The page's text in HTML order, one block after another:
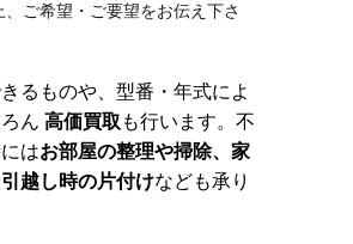
、ご希望・ご要望をお伝え下さ
るものや、型番・年式によ
ん 高価買取 も行います。不
はお部屋の整理や掃除、家
越し時の片付けなども承り